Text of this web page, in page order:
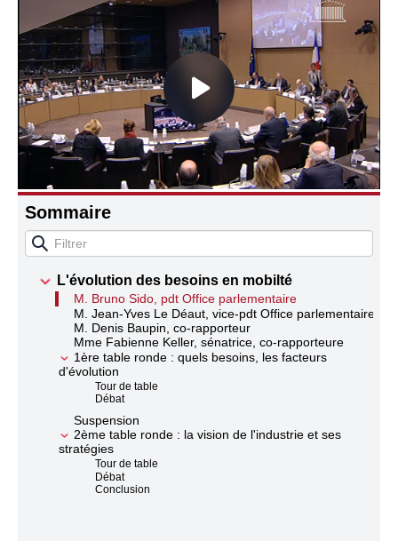
Connaissance, Histoire
Autres
Sommaire
L'évolution des besoins en mobilté
M. Bruno Sido, pdt Office parlementaire
M. Jean-Yves Le Déaut, vice-pdt Office parlementaire
M. Denis Baupin, co-rapporteur
Mme Fabienne Keller, sénatrice, co-rapporteure
1ère table ronde : quels besoins, les facteurs
d'évolution
Tour de table
Débat
Suspension
2ème table ronde : la vision de l'industrie et ses
stratégies
Tour de table
Débat
Conclusion